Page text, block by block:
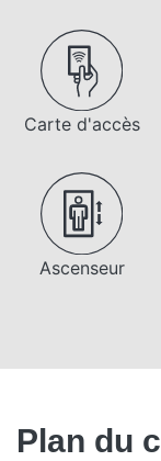
Carte d'accès
Ascenseur
Plan du